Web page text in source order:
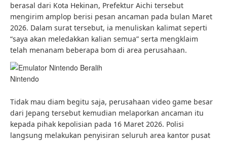
berasal dari Kota Hekinan, Prefektur Aichi tersebut
mengirim amplop berisi pesan ancaman pada bulan Maret
2026. Dalam surat tersebut, ia menuliskan kalimat seperti
“saya akan meledakkan kalian semua” serta mengklaim
telah menanam beberapa bom di area perusahaan.
Nintendo
Tidak mau diam begitu saja, perusahaan video game besar
dari Jepang tersebut kemudian melaporkan ancaman itu
kepada pihak kepolisian pada 16 Maret 2026. Polisi
langsung melakukan penyisiran seluruh area kantor pusat